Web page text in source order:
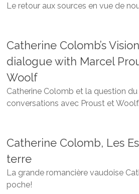
Le retour aux sources en vue de
Catherine Colomb’s
dialogue with Marcel
Woolf
Catherine Colomb et la question
conversations avec Proust et Woolf.
Catherine Colomb, Les
terre
La grande romancière vaudoise
poche!